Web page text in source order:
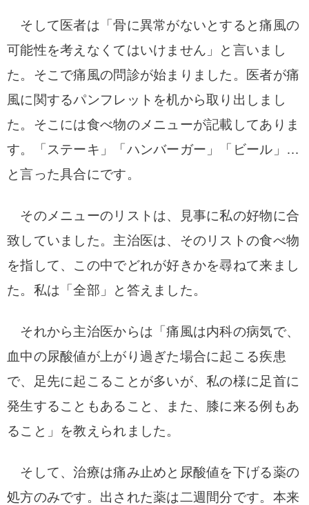
そして医者は「骨に異常がないとすると痛風の
可能性を考えなくてはいけません」と言いまし
た。 そこで痛風の問診が始まりました。
医者が痛
風に関するパンフレットを机から取り出しまし
た。そこには食べ物のメニューが記載してありま
す。「ステーキ」「ハンバーガー」「ビール」…
と言った具合にです。
そのメニューのリストは、見事に私の好物に合
致していました。主治医は、そのリストの食べ物
を指して、この中でどれが好きかを尋ねて来まし
た。私は「全部」と答えました。
それから主治医からは「痛風は内科の病気で、
血中の尿酸値が上がり過ぎた場合に起こる疾患
で、足先に起こることが多いが、私の様に足首に
発生することもあること、また、膝に来る例もあ
ること」を教えられました。
そして、治療は痛み止めと尿酸値を下げる薬の
処方のみです。出された薬は二週間分です。本来